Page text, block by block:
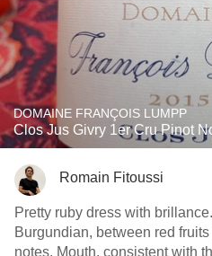
DOMAINE FRANÇOIS LUMPP
Clos Jus Givry 1er Cru Pinot
Romain Fitoussi
Pretty ruby dress with
Burgundian, between red
notes. Mouth, consistent with